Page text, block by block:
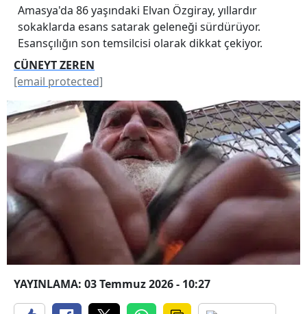
Amasya'da 86 yaşındaki Elvan Özgiray, yıllardır
sokaklarda esans satarak geleneği sürdürüyor.
Esansçılığın son temsilcisi olarak dikkat çekiyor.
CÜNEYT ZEREN
[email protected]
YAYINLAMA: 03 Temmuz 2026 - 10:27